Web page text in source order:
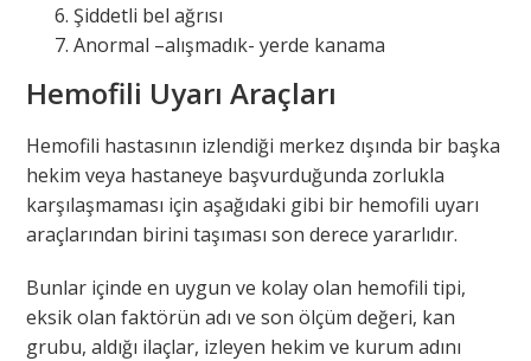
Şiddetli bel ağrısı
Anormal –alışmadık- yerde kanama
Hemofili Uyarı Araçları
Hemofili hastasının izlendiği merkez dışında bir başka
hekim veya hastaneye başvurduğunda zorlukla
karşılaşmaması için aşağıdaki gibi bir hemofili uyarı
araçlarından birini taşıması son derece yararlıdır.
Bunlar içinde en uygun ve kolay olan hemofili tipi,
eksik olan faktörün adı ve son ölçüm değeri, kan
grubu, aldığı ilaçlar, izleyen hekim ve kurum adını